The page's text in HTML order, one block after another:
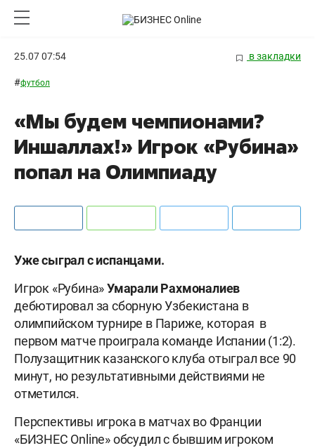
25.07 07:54 в закладки
#футбол
«Мы будем чемпионами?
Иншаллах!» Игрок «Рубина»
попал на Олимпиаду
Уже сыграл с испанцами.
Игрок «Рубина»Умарали Рахмоналиев
дебютировал за сборную Узбекистана в
олимпийском турнире в Париже, которая в
первом матче проиграла команде Испании (1:2).
Полузащитник казанского клуба отыграл все 90
минут, но результативными действиями не
отметился.
Перспективы игрока в матчах во Франции
«БИЗНЕС Online» обсудил с бывшим игроком